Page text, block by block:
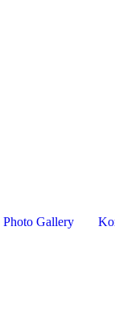
Photo Gallery